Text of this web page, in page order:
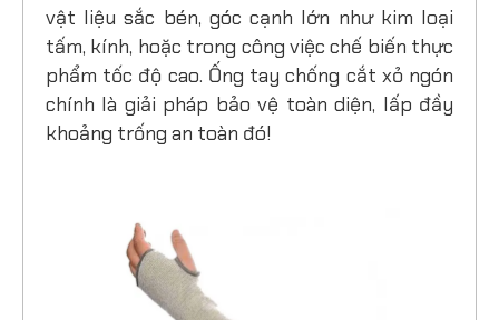
vật liệu sắc bén, góc cạnh lớn như kim loại
tấm, kính, hoặc trong công việc chế biến thực
phẩm tốc độ cao. Ống tay chống cắt xỏ ngón
chính là giải pháp bảo vệ toàn diện, lấp đầy
khoảng trống an toàn đó!